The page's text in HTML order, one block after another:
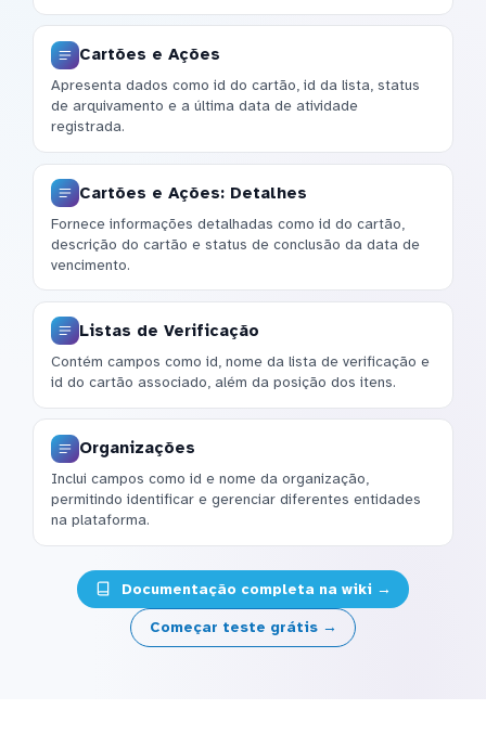
Cartões e Ações
Apresenta dados como id do cartão, id da lista, status
de arquivamento e a última data de atividade
registrada.
Cartões e Ações: Detalhes
Fornece informações detalhadas como id do cartão,
descrição do cartão e status de conclusão da data de
vencimento.
Listas de Verificação
Contém campos como id, nome da lista de verificação e
id do cartão associado, além da posição dos itens.
Organizações
Inclui campos como id e nome da organização,
permitindo identificar e gerenciar diferentes entidades
na plataforma.
Documentação completa na wiki →
Começar teste grátis →